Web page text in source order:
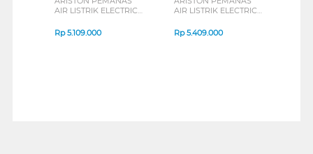
AIR LISTRIK ELECTRIC
HEATER 80L
PRO1ECO80V
Rp5.109.000
AIR LISTRIK ELECTRIC
HEATER 100L
PRO1ECO100V
Rp5.409.000